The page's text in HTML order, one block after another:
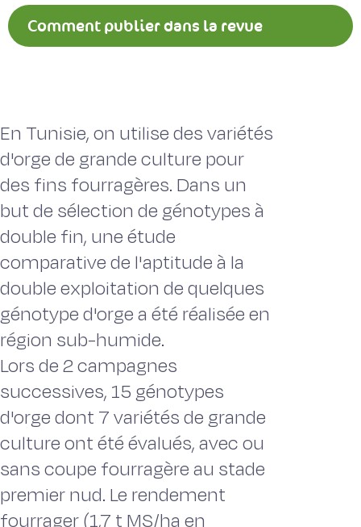
Comment publier dans la revue
En Tunisie, on utilise des variétés
d'orge de grande culture pour
des fins fourragères. Dans un
but de sélection de génotypes à
double fin, une étude
comparative de l'aptitude à la
double exploitation de quelques
génotype d'orge a été réalisée en
région sub-humide.
Lors de 2 campagnes
successives, 15 génotypes
d'orge dont 7 variétés de grande
culture ont été évalués, avec ou
sans coupe fourragère au stade
premier nud. Le rendement
fourrager (1,7 t MS/ha en